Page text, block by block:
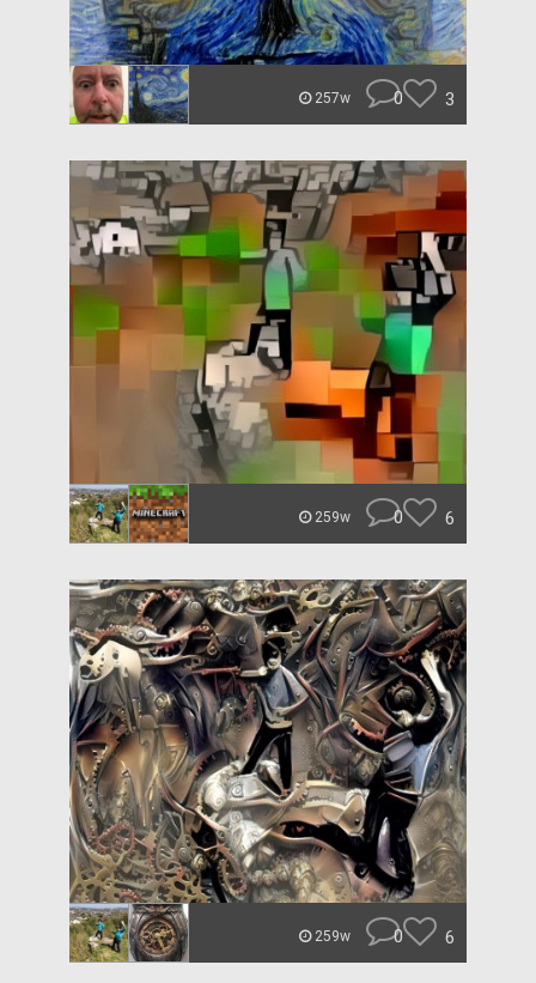
257w 0 3
259w 0 6
259w 0 6